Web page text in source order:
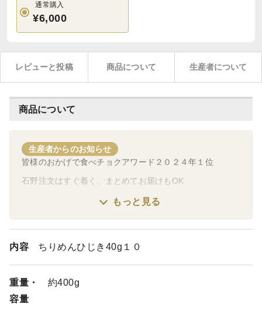
通常購入
¥6,000
レビューと投稿 商品について 生産者について
商品について
生産者からのお知らせ
皆様のおかげで食べチョクアワード２０２４年１位
石野注文はすぐ着く、まとめてお届けもOK
お届けは最短で当日でも時間のよってはできます！
が、
時特記事項に最短と書くとすぐ発送します。
荷物温度帯が違う、などでそれぞれに送料表示がつきます
が
もっと見る
内容 ちりめんひじき40g１０
重量・
容量
約400g